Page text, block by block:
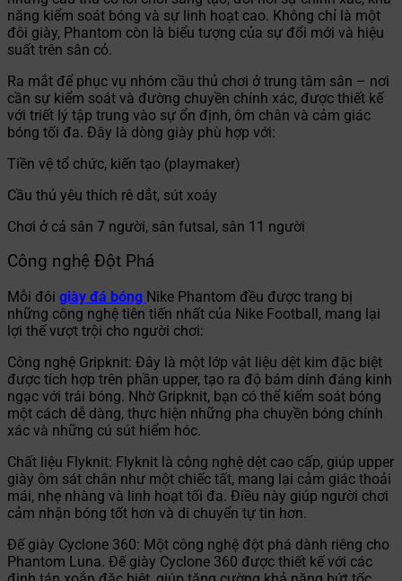
năng kiểm soát bóng và sự linh hoạt cao. Không chỉ là một
đôi giày, Phantom còn là biểu tượng của sự đổi mới và hiệu
suất trên sân cỏ.
Ra mắt để phục vụ nhóm cầu thủ chơi ở trung tâm sân – nơi
cần sự kiểm soát và đường chuyền chính xác, được thiết kế
với triết lý tập trung vào sự ổn định, ôm chân và cảm giác
bóng tối đa. Đây là dòng giày phù hợp với:
Tiền vệ tổ chức, kiến tạo (playmaker)
Cầu thủ yêu thích rê dắt, sút xoáy
Chơi ở cả sân 7 người, sân futsal, sân 11 người
Công nghệ Đột Phá
Mỗi đôi giày đá bóng Nike Phantom đều được trang bị
những công nghệ tiên tiến nhất của Nike Football, mang lại
lợi thế vượt trội cho người chơi:
Công nghệ Gripknit: Đây là một lớp vật liệu dệt kim đặc biệt
được tích hợp trên phần upper, tạo ra độ bám dính đáng kinh
ngạc với trái bóng. Nhờ Gripknit, bạn có thể kiểm soát bóng
một cách dễ dàng, thực hiện những pha chuyền bóng chính
xác và những cú sút hiểm hóc.
Chất liệu Flyknit: Flyknit là công nghệ dệt cao cấp, giúp upper
giày ôm sát chân như một chiếc tất, mang lại cảm giác thoải
mái, nhẹ nhàng và linh hoạt tối đa. Điều này giúp người chơi
cảm nhận bóng tốt hơn và di chuyển tự tin hơn.
Đế giày Cyclone 360: Một công nghệ đột phá dành riêng cho
Phantom Luna. Đế giày Cyclone 360 được thiết kế với các